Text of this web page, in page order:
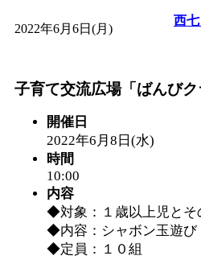
「子育て
「子育て
間：2026/
「赤ちゃ
付期間：
2022年6月6日(月)
西
子育て交流広場「ばんびク
開催日
2022年6月8日(水)
時間
10:00
内容
◆対象：１歳以上児とそ
◆内容：シャボン玉遊び
◆定員：１０組